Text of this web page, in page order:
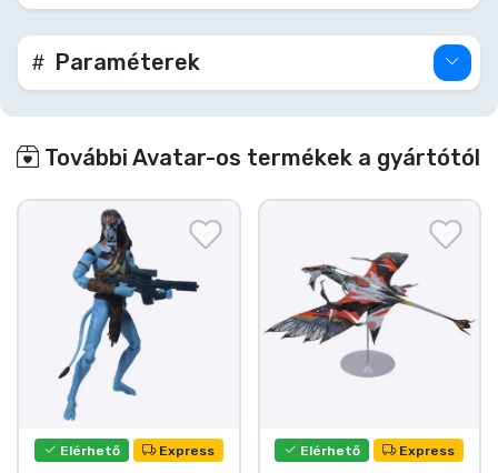
Paraméterek
További Avatar-os termékek a gyártótól
Elérhető Express Elérhető Express